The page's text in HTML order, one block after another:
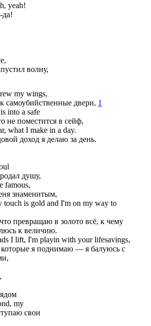
yeah!
да!
волну,
my wings,
самоубийственные двери, 1
into a safe
не поместится в сейф,
what I make in a day.
доход я делаю за день.
душу,
famous,
знаменитым,
touch is gold and I'm on my way to
превращаю в золото всё, к чему
к величию.
I lift, I'm playin with your lifesavings,
которые я поднимаю — я балуюсь с
my
свои